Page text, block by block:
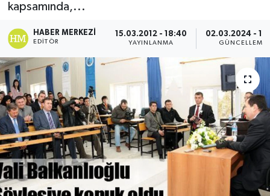
kapsamında,...
HABER MERKEZI
EDITÖR
15.03.2012 - 18:40
YAYINLANMA
02.03.2024 -
GÜNCELLEME